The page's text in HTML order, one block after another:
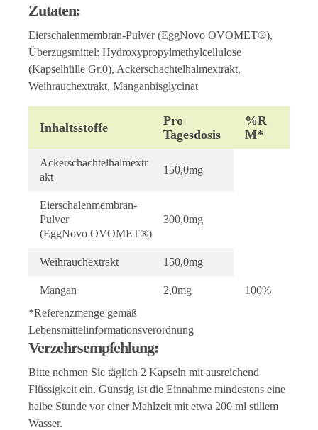
Zutaten:
Eierschalenmembran-Pulver (EggNovo OVOMET®),
Überzugsmittel: Hydroxypropylmethylcellulose
(Kapselhülle Gr.0), Ackerschachtelhalmextrakt,
Weihrauchextrakt, Manganbisglycinat
Inhaltsstoffe
Pro
Tagesdosis
%R
M*
Ackerschachtelhalmextr
akt
150,0mg
Eierschalenmembran-
Pulver
(EggNovo OVOMET®)
300,0mg
Weihrauchextrakt 150,0mg
Mangan 2,0mg
100%
*Referenzmenge gemäß
Lebensmittelinformationsverordnung
Verzehrsempfehlung:
Bitte nehmen Sie täglich 2 Kapseln mit ausreichend
Flüssigkeit ein. Günstig ist die Einnahme mindestens eine
halbe Stunde vor einer Mahlzeit mit etwa 200 ml stillem
Wasser.